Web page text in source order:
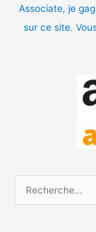
Associate, je
sur ce site.